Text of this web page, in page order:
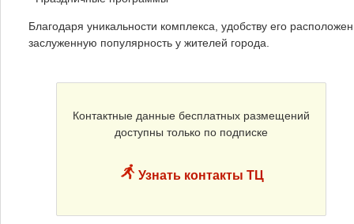
Благодаря уникальности комплекса, удобству его
заслуженную популярность у жителей города.
Контактные данные бесплатных размещений
доступны только по подписке
Узнать контакты ТЦ